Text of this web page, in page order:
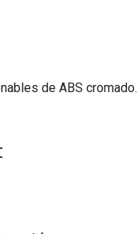
de ABS cromado.